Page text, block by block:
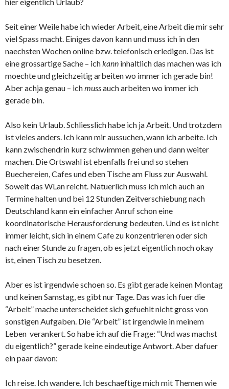
Seit einer Weile habe ich wieder Arbeit, eine Arbeit die mir sehr
viel Spass macht. Einiges davon kann und muss ich in den
naechsten Wochen online bzw. telefonisch erledigen. Das ist
eine grossartige Sache – ichkann inhaltlich das machen was ich
moechte und gleichzeitig arbeiten wo immer ich gerade bin!
Aber achja genau – ichmussauch arbeiten wo immer ich
gerade bin.
Also kein Urlaub. Schliesslich habe ich ja Arbeit. Und trotzdem
ist vieles anders. Ich kann mir aussuchen, wann ich arbeite. Ich
kann zwischendrin kurz schwimmen gehen und dann weiter
machen. Die Ortswahl ist ebenfalls frei und so stehen
Buechereien, Cafes und eben Tische am Fluss zur Auswahl.
Soweit das WLan reicht. Natuerlich muss ich mich auch an
Termine halten und bei 12 Stunden Zeitverschiebung nach
Deutschland kann ein einfacher Anruf schon eine
koordinatorische Herausforderung bedeuten. Und es ist nicht
immer leicht, sich in einem Cafe zu konzentrieren oder sich
nach einer Stunde zu fragen, ob es jetzt eigentlich noch okay
ist, einen Tisch zu besetzen.
Aber es ist irgendwie schoen so. Es gibt gerade keinen Montag
und keinen Samstag, es gibt nur Tage. Das was ich fuer die
“Arbeit” mache unterscheidet sich gefuehlt nicht gross von
sonstigen Aufgaben. Die “Arbeit” ist irgendwie in meinem
Leben verankert. So habe ich auf die Frage: “Und was machst
du eigentlich?” gerade keine eindeutige Antwort. Aber dafuer
ein paar davon:
Ich reise. Ich wandere. Ich beschaeftige mich mit Themen wie